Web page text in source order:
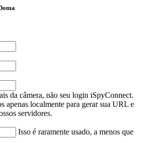
da câmera, não seu login iSpyConnect.
apenas localmente para gerar sua URL e
servidores.
Isso é raramente usado, a menos que